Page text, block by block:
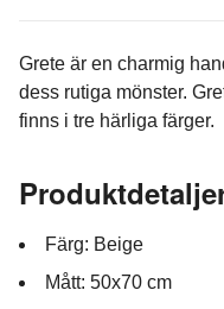
Grete är en charmig
dess rutiga mönster.
finns i tre härliga färger.
Färg: Beige
Mått: 50x70 cm